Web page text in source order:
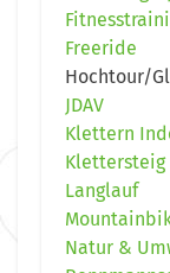
Freeride
Hochtour/
JDAV
Klettern
Klettersteig
Langlauf
Natur &